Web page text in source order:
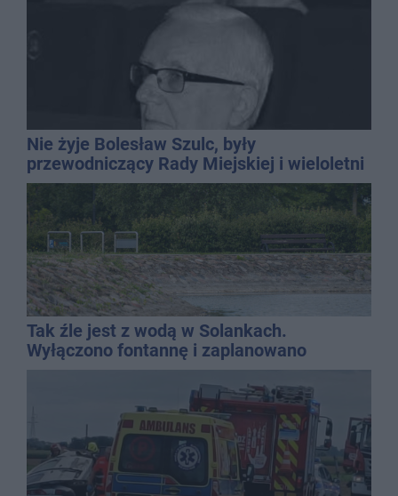
Nie żyje Bolesław Szulc, były
przewodniczący Rady Miejskiej i wieloletni
dyrektor SP 14
Tak źle jest z wodą w Solankach.
Wyłączono fontannę i zaplanowano